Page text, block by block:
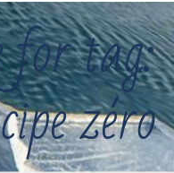
tag:
zéro